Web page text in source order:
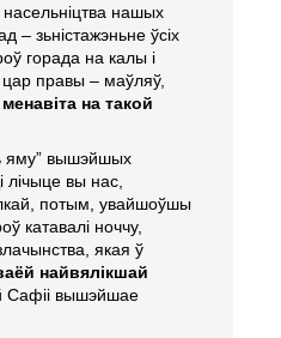
нашых
– зьністажэньне ўсіх
горада на калы і
цар правы – маўляў,
на такой
яму” вышэйшых
вы нас,
потым, увайшоўшы
катавалі ноччу,
якая ў
найвялікшай
Сафіі вышэйшае